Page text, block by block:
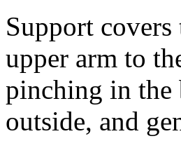
Support
upper arm to
pinching in the
outside, and